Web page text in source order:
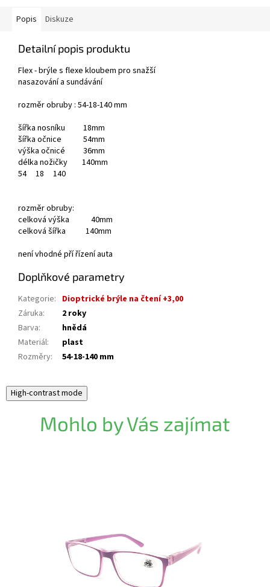
Popis Diskuze
Detailní popis produktu
Flex - brýle s flexe kloubem pro snažší
nasazování a sundávání
rozměr obruby : 54-18-140 mm
šířka nosníku 18mm
šířka očnice 54mm
výška očnicé 36mm
délka nožičky 140mm
54 18 140
rozměr obruby:
celková výška 40mm
celková šířka 140mm
není vhodné pří řízení auta
Doplňkové parametry
Kategorie: Dioptrické brýle na čtení +3,00
Záruka:
2 roky
Barva:
hnědá
Materiál:
plast
Rozměry: 54-18-140 mm
High-contrast mode
Mohlo by Vás zajímat